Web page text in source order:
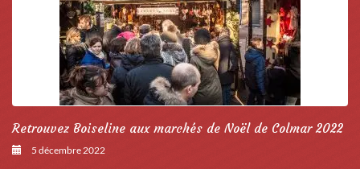
Retrouvez Boiseline aux marchés de Noël de Colmar 2022
5 décembre 2022